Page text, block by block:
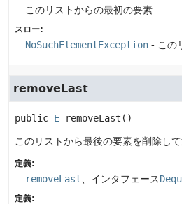
このリストからの最初の要素
スロー:
NoSuchElementException - この
removeLast
public E removeLast ()
このリストから最後の要素を削除して
定義:
removeLast 、インタフェース
定義: